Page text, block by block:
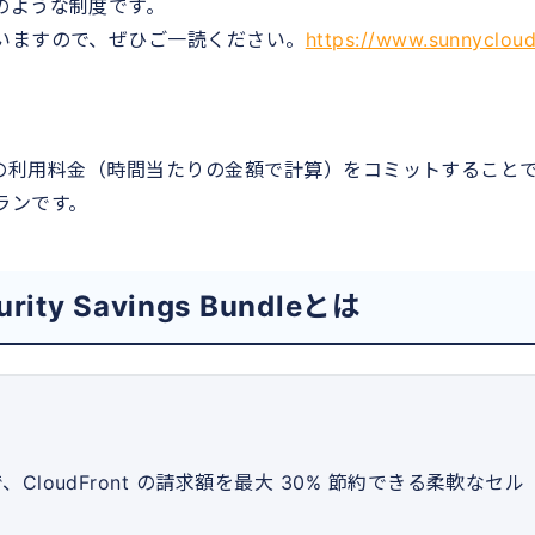
うな制度です。
すので、ぜひご一読ください。 https://
用料金（時間当たりの金額で計算）をコミットすること
です。
Savings Bundleとは
CloudFront の請求額を最大 30% 節約できる柔軟なセル